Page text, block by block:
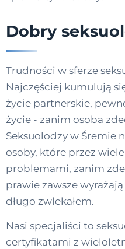
Dobry
Trudności w sferze
Najczęściej kumulują
życie partnerskie,
życie - zanim osoba
Seksuolodzy w Śremie
osoby, które przez
problemami, zanim
prawie zawsze
długo zwlekałem.
Nasi specjaliści to
certyfikatami z